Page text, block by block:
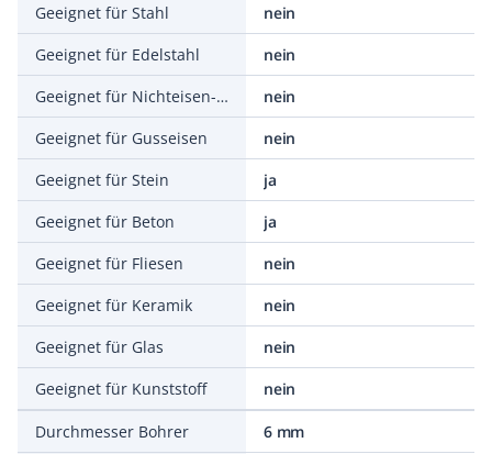
Geeignet für Stahl
nein
Geeignet für Edelstahl
nein
Geeignet für Nichteisen-Metalle
nein
Geeignet für Gusseisen
nein
Geeignet für Stein
ja
Geeignet für Beton
ja
Geeignet für Fliesen
nein
Geeignet für Keramik
nein
Geeignet für Glas
nein
Geeignet für Kunststoff
nein
Durchmesser Bohrer
6 mm